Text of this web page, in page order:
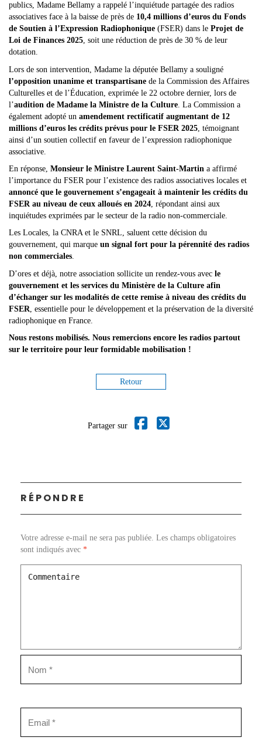
publics, Madame Bellamy a rappelé l’inquiétude partagée des radios
associatives face à la baisse de près de 10,4 millions d’euros du Fonds
de Soutien à l’Expression Radiophonique (FSER) dans le Projet de
Loi de Finances 2025, soit une réduction de près de 30 % de leur
dotation.
Lors de son intervention, Madame la députée Bellamy a souligné
l’opposition unanime et transpartisane de la Commission des Affaires
Culturelles et de l’Éducation, exprimée le 22 octobre dernier, lors de
l’audition de Madame la Ministre de la Culture . La Commission a
également adopté un amendement rectificatif augmentant de 12
millions d’euros les crédits prévus pour le FSER 2025 , témoignant
ainsi d’un soutien collectif en faveur de l’expression radiophonique
associative.
En réponse, Monsieur le Ministre Laurent Saint-Martin a affirmé
l’importance du FSER pour l’existence des radios associatives locales et
annoncé que le gouvernement s’engageait à maintenir les crédits du
FSER au niveau de ceux alloués en 2024 , répondant ainsi aux
inquiétudes exprimées par le secteur de la radio non-commerciale.
Les Locales, la CNRA et le SNRL, saluent cette décision du
gouvernement, qui marque un signal fort pour la pérennité des radios
non commerciales.
D’ores et déjà, notre association sollicite un rendez-vous avec le
gouvernement et les services du Ministère de la Culture afin
d’échanger sur les modalités de cette remise à niveau des crédits du
FSER , essentielle pour le développement et la préservation de la diversité
radiophonique en France.
Nous restons mobilisés. Nous remercions encore les radios partout
sur le territoire pour leur formidable mobilisation !
Retour
Partager sur
RÉPONDRE
Votre adresse e-mail ne sera pas publiée. Les champs obligatoires
sont indiqués avec *